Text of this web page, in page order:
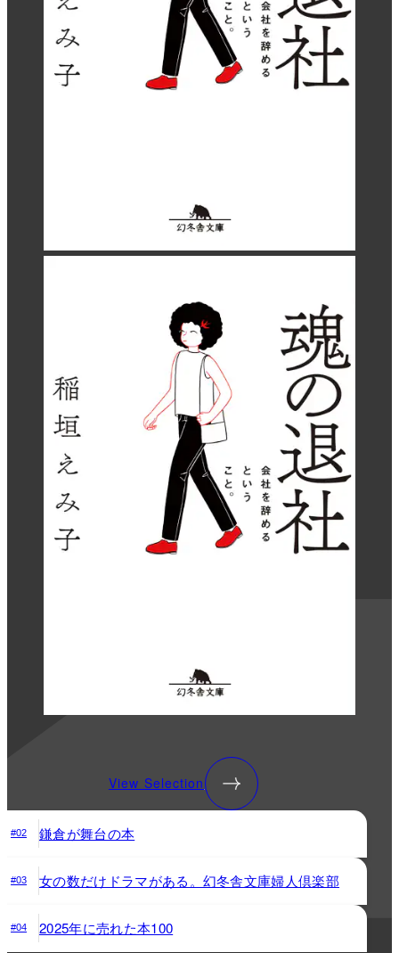
View Selection
#02 鎌倉が舞台の本
#03 女の数だけドラマがある。幻冬舎文庫婦人倶楽部
#04 2025年に売れた本100